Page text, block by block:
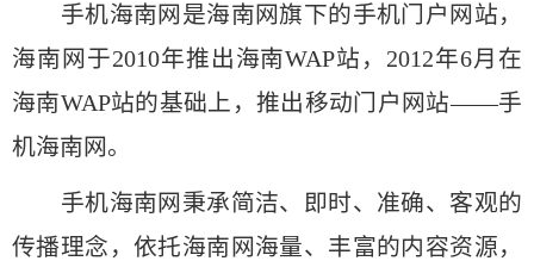
手机海南网是海南网旗下的手机门户网站，
海南网于2010年推出海南WAP站，2012年6月在
海南WAP站的基础上，推出移动门户网站——手
机海南网。
手机海南网秉承简洁、即时、准确、客观的
传播理念，依托海南网海量、丰富的内容资源，